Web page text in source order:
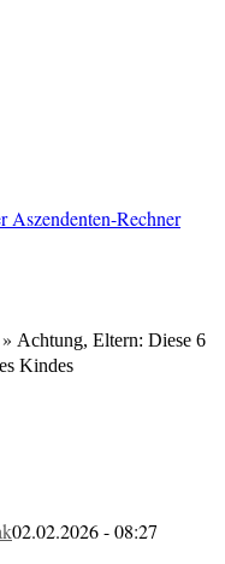
Aszendenten-Rechner
Achtung, Eltern: Diese 6
Kindes
02.02.2026 - 08:27